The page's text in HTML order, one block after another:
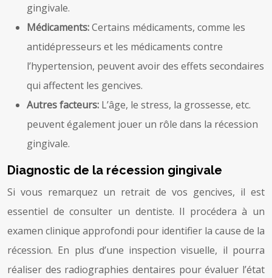
gingivale.
Médicaments:Certains médicaments, comme les
antidépresseurs et les médicaments contre
l’hypertension, peuvent avoir des effets secondaires
qui affectent les gencives.
Autres facteurs: L’âge, le stress, la grossesse, etc.
peuvent également jouer un rôle dans la récession
gingivale.
Diagnostic de la récession gingivale
Si vous remarquez un retrait de vos gencives, il est
essentiel de consulter un dentiste. Il procédera à un
examen clinique approfondi pour identifier la cause de la
récession. En plus d’une inspection visuelle, il pourra
réaliser des radiographies dentaires pour évaluer l’état